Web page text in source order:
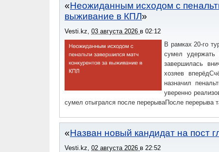
Неожиданным исходом с
выживание в КПЛ
Vesti.kz, 03 августа 2026 в 02:12
В рамках 20-го
сумел удержать
завершилась
хозяев
назначил
уверенно
сумел отыгрался после перерываПосле перерыва
Назван новый кандидат на пост
Vesti.kz, 02 августа 2026 в 22:52